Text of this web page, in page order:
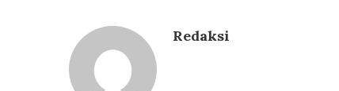
Redaksi